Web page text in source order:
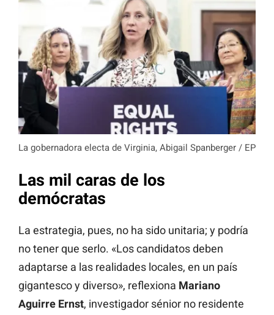
La gobernadora electa de Virginia, Abigail Spanberger / EP
Las mil caras de los
demócratas
La estrategia, pues, no ha sido unitaria; y podría
no tener que serlo. «Los candidatos deben
adaptarse a las realidades locales, en un país
gigantesco y diverso», reflexiona Mariano
Aguirre Ernst, investigador sénior no residente